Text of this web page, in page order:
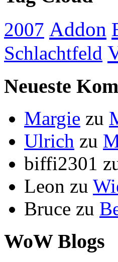
2007 Addon
Schlachtfeld
Neueste
Margie zu
Ulrich zu
biffi2301
Leon zu
Bruce zu
WoW Blogs